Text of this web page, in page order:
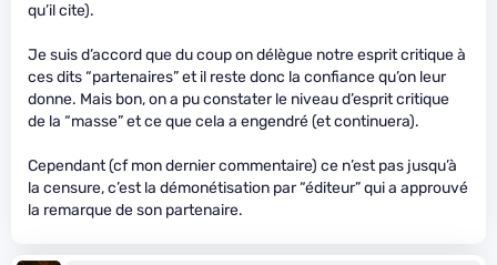
qu’il cite).
Je suis d’accord que du coup on délègue notre esprit critique à
ces dits “partenaires” et il reste donc la confiance qu’on leur
donne. Mais bon, on a pu constater le niveau d’esprit critique
de la “masse” et ce que cela a engendré (et continuera).
Cependant (cf mon dernier commentaire) ce n’est pas jusqu’à
la censure, c’est la démonétisation par “éditeur” qui a approuvé
la remarque de son partenaire.